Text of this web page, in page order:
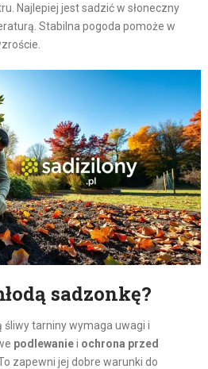
Najlepiej jest sadzić w słoneczny
Stabilna pogoda pomoże w
sadzonkę?
śliwy tarniny wymaga uwagi i
podlewaniei ochrona przed
zapewni jej dobre warunki do